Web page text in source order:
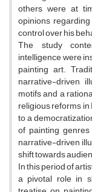
others were at
opinions
control over his
The study
intelligence were
painting art.
narrative-driven
motifs and a
religious reforms
to a
of painting
narrative-driven
shift towards
In this period of
a pivotal role in